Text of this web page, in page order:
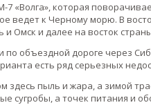
«Волга», которая
ведет к Черному морю. В
и Омск и далее на восток
объездной дороге через
есть ряд серьезных
здесь пыль и жара, а зимой
сугробы, а точек питания и